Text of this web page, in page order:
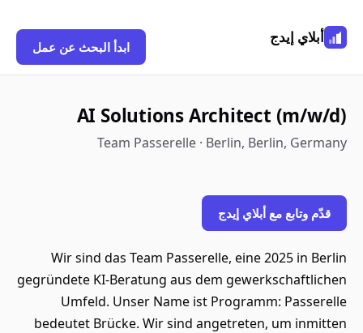
أبلاي إيدج
ابدأ البحث عن عمل
AI Solutions Architect (m/w/d)
Team Passerelle · Berlin, Berlin, Germany
قدّم وتابع مع أبلاي إيدج
Wir sind das Team Passerelle, eine 2025 in Berlin
gegründete KI-Beratung aus dem gewerkschaftlichen
Umfeld. Unser Name ist Programm: Passerelle
bedeutet Brücke. Wir sind angetreten, um inmitten